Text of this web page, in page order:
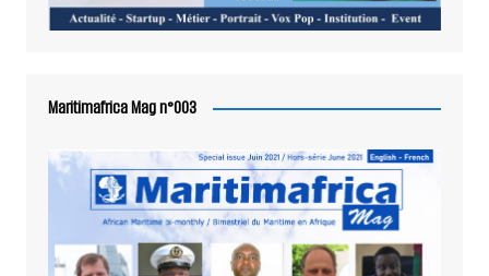
Maritimafrica Mag n°003